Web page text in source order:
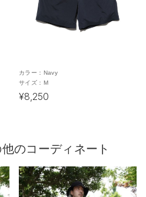
カラー： Navy
サイズ： M
¥8,250
のコーディネート